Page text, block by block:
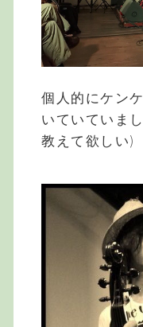
個人的にケン
いていていま
教えて欲しい)